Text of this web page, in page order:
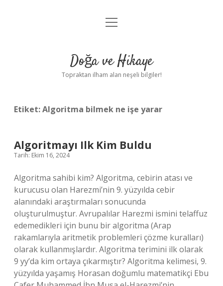
Anasayfa
Yasal Uyarı
menüyü
Doğa ve Hikaye
Topraktan ilham alan neşeli bilgiler!
Etiket:Algoritma bilmek ne işe yarar
Algoritmayı Ilk Kim Buldu
Tarih: Ekim 16, 2024
Algoritma sahibi kim? Algoritma, cebirin atası ve
kurucusu olan Harezmi’nin 9. yüzyılda cebir
alanındaki araştırmaları sonucunda
oluşturulmuştur. Avrupalılar Harezmi ismini telaffuz
edemedikleri için bunu bir algoritma (Arap
rakamlarıyla aritmetik problemleri çözme kuralları)
olarak kullanmışlardır. Algoritma terimini ilk olarak
9 yy’da kim ortaya çıkarmıştır? Algoritma kelimesi, 9.
yüzyılda yaşamış Horasan doğumlu matematikçi Ebu